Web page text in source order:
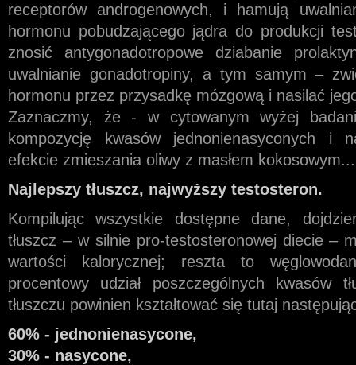
receptorów androgenowych, i hamują
hormonu pobudzającego jądra do produkcji
znosić antygonadotropowe dziabanie
uwalnianie gonadotropiny, a tym samym –
hormonu przez przysadkę mózgową i nasilać
Zaznaczmy, że - w cytowanym wyżej
kompozycję kwasów jednonienasyconych i
efekcie zmieszania oliwy z masłem kokosowym...
Najlepszy tłuszcz, najwyższy testosteron.
Kompilując wszystkie dostępne dane,
tłuszcz – w silnie pro-testosteronowej diecie –
wartości kalorycznej; reszta to
procentowy udział poszczególnych kwasów
tłuszczu powinien kształtować się tutaj
60% - jednonienasycone,
30% - nasycone,